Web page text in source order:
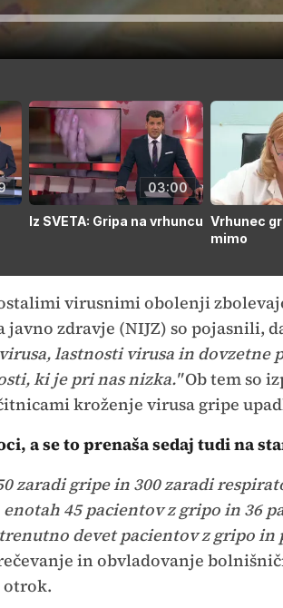
03:00
Iz SVETA: Gripa na vrhuncu Vrhunec
mimo
virusnimi obolenji
zdravje (NIJZ) so pojasnili,
lastnosti virusa in dovzetne
ki je pri nas nizka."Ob tem so
kroženje virusa gripe
a se to prenaša sedaj tudi na
zaradi gripe in 300 zaradi
45 pacientov z gripo in 36
devet pacientov z gripo in
in obvladovanje